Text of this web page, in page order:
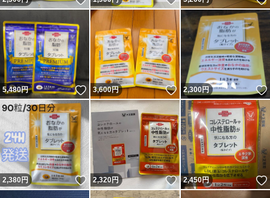
5,480円 いいね！
3,600円 いいね！
2,300円
2,380円 いいね！
2,320円 いいね！
2,450円